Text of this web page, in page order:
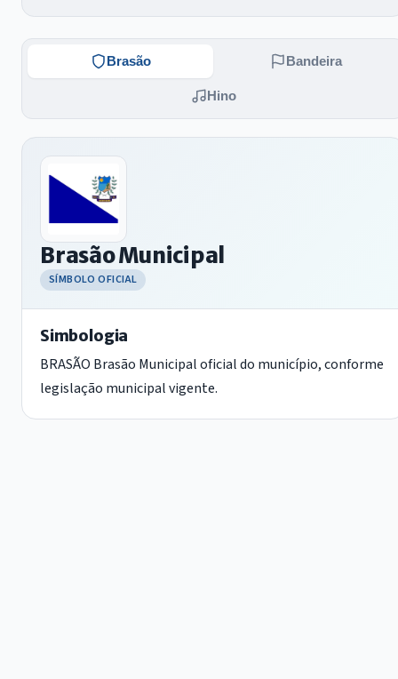
Brasão Bandeira
Hino
Brasão Municipal
SÍMBOLO OFICIAL
Simbologia
BRASÃO Brasão Municipal oficial do município, conforme
legislação municipal vigente.